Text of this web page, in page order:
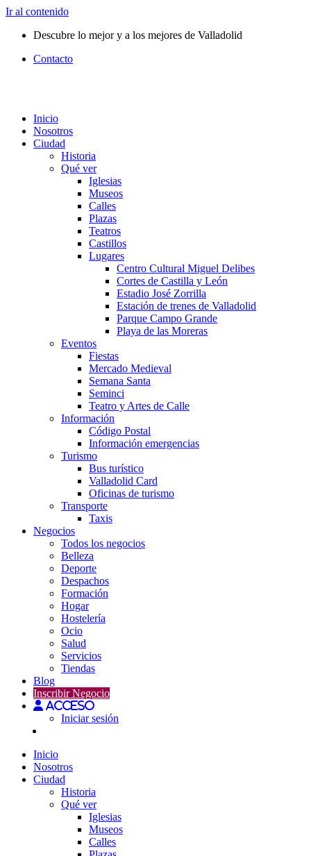
Ir al contenido
Descubre lo mejor y a los mejores de Valladolid
Contacto
Inicio
Nosotros
Ciudad
Historia
Qué ver
Iglesias
Museos
Calles
Plazas
Teatros
Castillos
Lugares
Centro Cultural Miguel Delibes
Cortes de Castilla y León
Estadio José Zorrilla
Estación de trenes de Valladolid
Parque Campo Grande
Playa de las Moreras
Eventos
Fiestas
Mercado Medieval
Semana Santa
Seminci
Teatro y Artes de Calle
Información
Código Postal
Información emergencias
Turismo
Bus turístico
Valladolid Card
Oficinas de turismo
Transporte
Taxis
Negocios
Todos los negocios
Belleza
Deporte
Despachos
Formación
Hogar
Hostelería
Ocio
Salud
Servicios
Tiendas
Blog
Inscribir Negocio
Acceso
Iniciar sesión
Inicio
Nosotros
Ciudad
Historia
Qué ver
Iglesias
Museos
Calles